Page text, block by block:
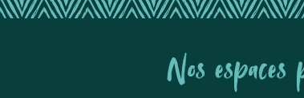
Nos espaces